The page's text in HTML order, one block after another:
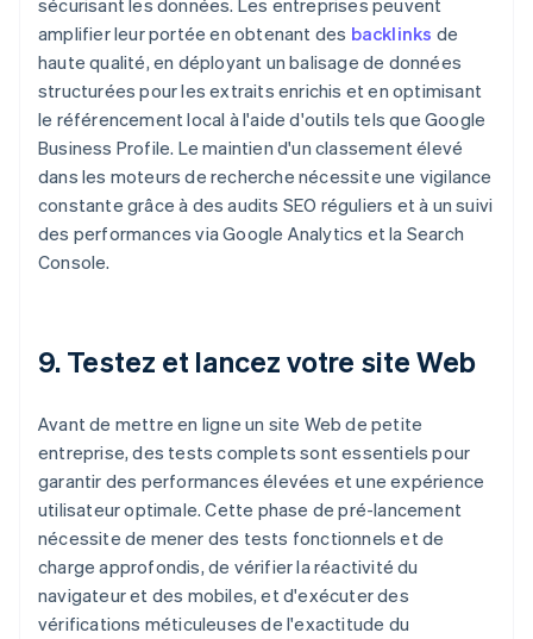
sécurisant les données. Les entreprises peuvent
amplifier leur portée en obtenant des backlinks de
haute qualité, en déployant un balisage de données
structurées pour les extraits enrichis et en optimisant
le référencement local à l'aide d'outils tels que Google
Business Profile. Le maintien d'un classement élevé
dans les moteurs de recherche nécessite une vigilance
constante grâce à des audits SEO réguliers et à un suivi
des performances via Google Analytics et la Search
Console.
9. Testez et lancez votre site Web
Avant de mettre en ligne un site Web de petite
entreprise, des tests complets sont essentiels pour
garantir des performances élevées et une expérience
utilisateur optimale. Cette phase de pré-lancement
nécessite de mener des tests fonctionnels et de
charge approfondis, de vérifier la réactivité du
navigateur et des mobiles, et d'exécuter des
vérifications méticuleuses de l'exactitude du